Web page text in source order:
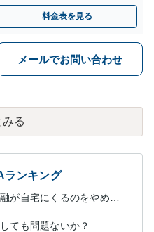
料金表を見る
メールでお問い合わせ
みる
ランキング
ても問題ないか？